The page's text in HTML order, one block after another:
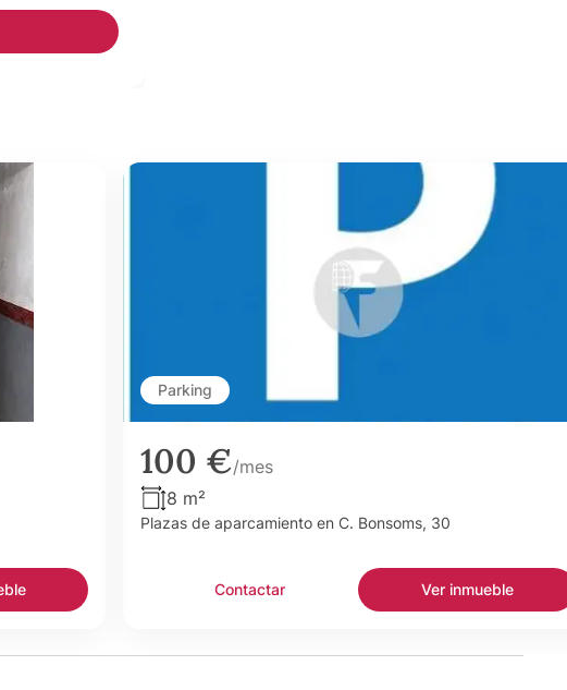
Parking
100 €/mes
8 m²
Plazas de aparcamiento en C. Bonsoms, 30
Contactar Ver inmueble